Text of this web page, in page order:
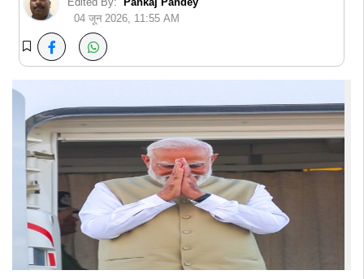
04 जून 2026, 11:55 AM